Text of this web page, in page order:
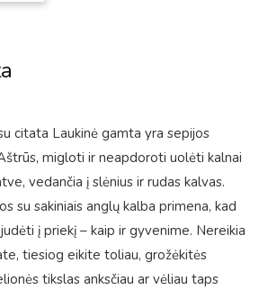
citata Laukinė gamta yra sepijos
migloti ir neapdoroti uolėti kalnai
vedančia į slėnius ir rudas kalvas.
su sakiniais anglų kalba primena, kad
į priekį – kaip ir gyvenime. Nereikia
tiesiog eikite toliau, grožėkitės
tikslas anksčiau ar vėliau taps